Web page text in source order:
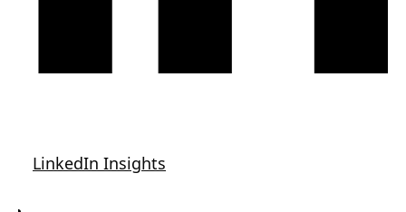
LinkedIn Insights